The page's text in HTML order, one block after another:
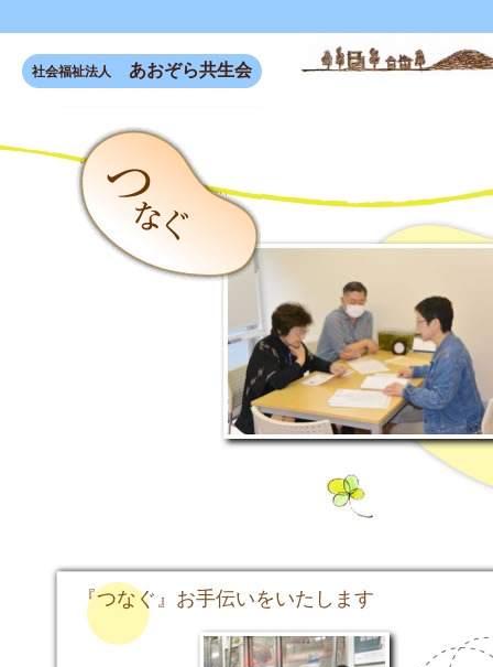
社会福祉法人 あおぞら共生会
『つなぐ』お手伝いをいたします